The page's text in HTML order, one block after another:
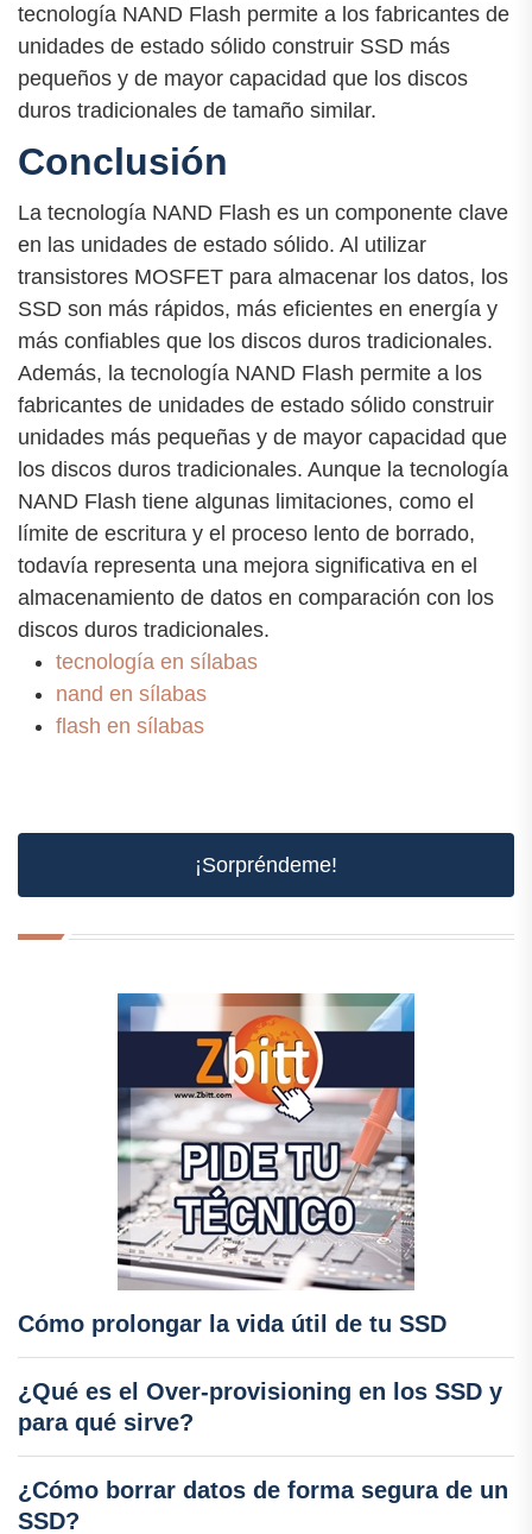
tecnología NAND Flash permite a los fabricantes de
unidades de estado sólido construir SSD más
pequeños y de mayor capacidad que los discos
duros tradicionales de tamaño similar.
Conclusión
La tecnología NAND Flash es un componente clave
en las unidades de estado sólido. Al utilizar
transistores MOSFET para almacenar los datos, los
SSD son más rápidos, más eficientes en energía y
más confiables que los discos duros tradicionales.
Además, la tecnología NAND Flash permite a los
fabricantes de unidades de estado sólido construir
unidades más pequeñas y de mayor capacidad que
los discos duros tradicionales. Aunque la tecnología
NAND Flash tiene algunas limitaciones, como el
límite de escritura y el proceso lento de borrado,
todavía representa una mejora significativa en el
almacenamiento de datos en comparación con los
discos duros tradicionales.
tecnología en sílabas
nand en sílabas
flash en sílabas
¡Sorpréndeme!
Cómo prolongar la vida útil de tu SSD
¿Qué es el Over-provisioning en los SSD y
para qué sirve?
¿Cómo borrar datos de forma segura de un
SSD?